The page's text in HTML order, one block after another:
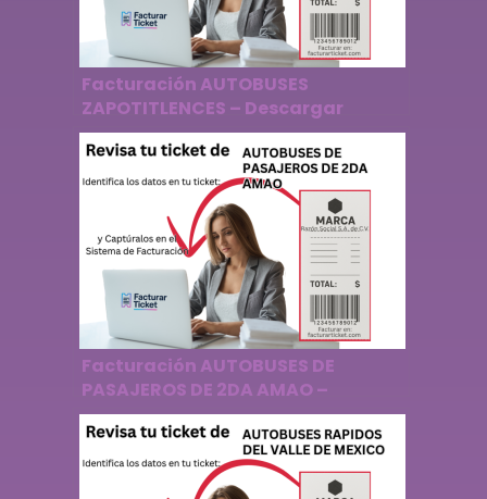
Facturación AUTOBUSES
ZAPOTITLENCES – Descargar
Factura
Facturación AUTOBUSES DE
PASAJEROS DE 2DA AMAO –
Descargar Factura